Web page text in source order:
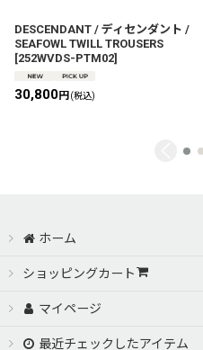
DESCENDANT / ディセンダント /
SEAFOWL TWILL TROUSERS
[252WVDS-PTM02]
30,800円 (税込)
ホーム
ショッピングカート
マイページ
最近チェックしたアイテム